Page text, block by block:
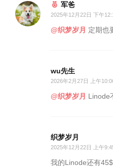
军爸
2025年12月22日 下午
@织梦岁月 定期也
wu先生
2026年2月27日 上午
@织梦岁月 Linode
织梦岁月
2025年12月22日 上午
我的Linode还有